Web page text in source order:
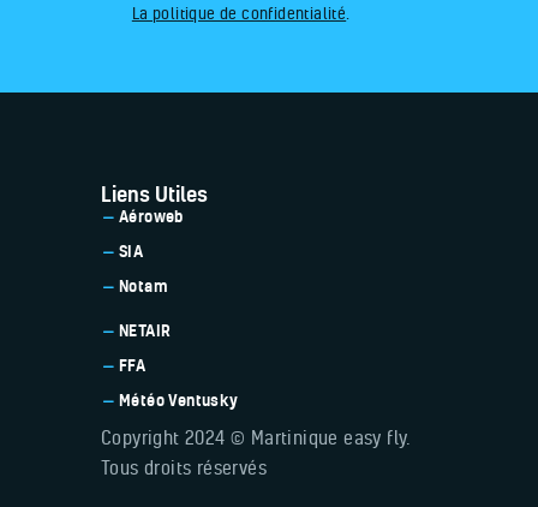
La politique de confidentialité
Liens Utiles
Aéroweb
SIA
Notam
NETAIR
FFA
Météo Ventusky
Copyright 2024 © Martinique easy fly.
Tous droits réservés